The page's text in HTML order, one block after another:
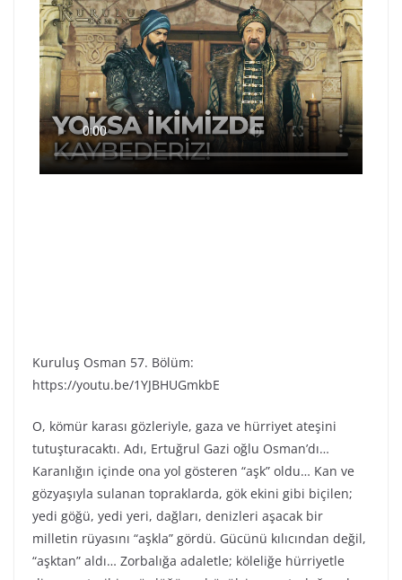
Kuruluş Osman 57. Bölüm:
https://youtu.be/1YJBHUGmkbE
O, kömür karası gözleriyle, gaza ve hürriyet ateşini
tutuşturacaktı. Adı, Ertuğrul Gazi oğlu Osman’dı…
Karanlığın içinde ona yol gösteren “aşk” oldu… Kan ve
gözyaşıyla sulanan topraklarda, gök ekini gibi biçilen;
yedi göğü, yedi yeri, dağları, denizleri aşacak bir
milletin rüyasını “aşkla” gördü. Gücünü kılıcından değil,
“aşktan” aldı… Zorbalığa adaletle; köleliğe hürriyetle